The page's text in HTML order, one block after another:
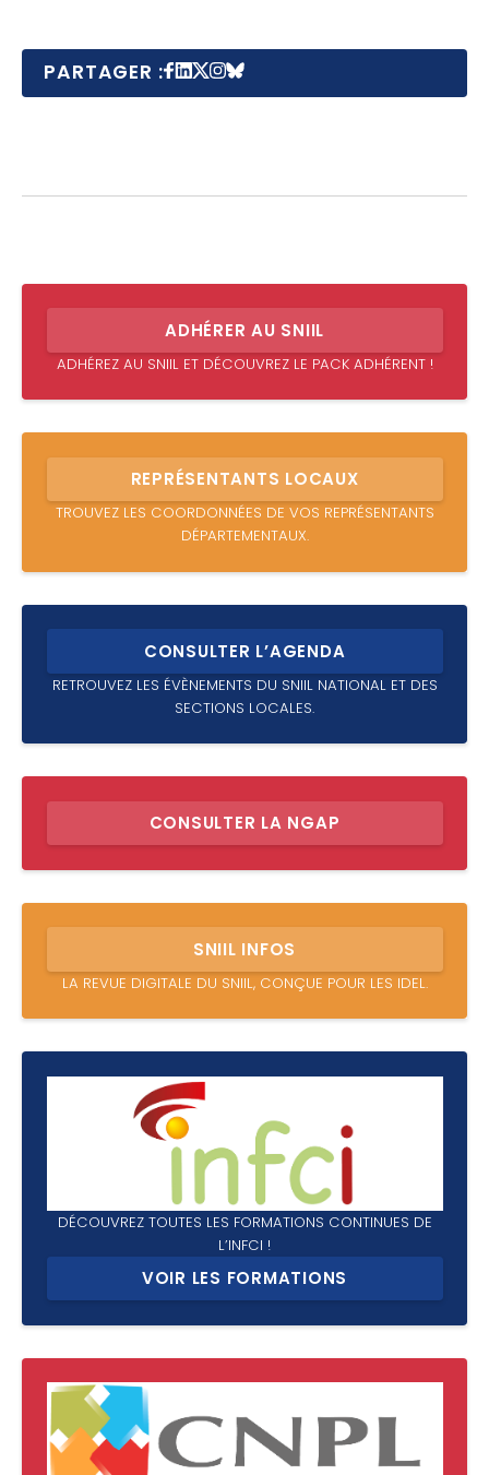
PARTAGER :
ADHÉRER AU SNIIL
ADHÉREZ AU SNIIL ET DÉCOUVREZ LE PACK ADHÉRENT !
REPRÉSENTANTS LOCAUX
TROUVEZ LES COORDONNÉES DE VOS REPRÉSENTANTS
DÉPARTEMENTAUX.
CONSULTER L’AGENDA
RETROUVEZ LES ÉVÈNEMENTS DU SNIIL NATIONAL ET DES
SECTIONS LOCALES.
CONSULTER LA NGAP
SNIIL INFOS
LA REVUE DIGITALE DU SNIIL, CONÇUE POUR LES IDEL.
DÉCOUVREZ TOUTES LES FORMATIONS CONTINUES DE
L’INFCI !
VOIR LES FORMATIONS